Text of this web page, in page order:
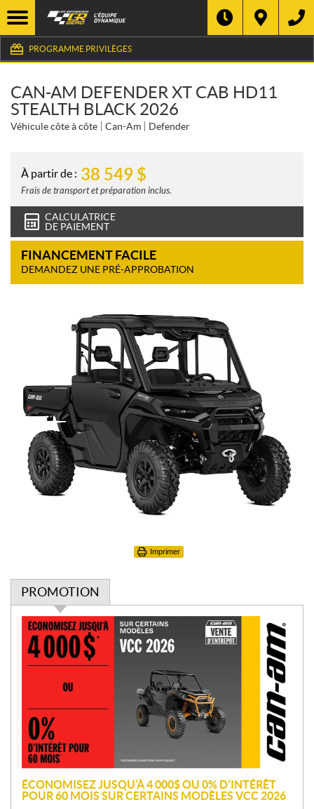
PROGRAMME PRIVILÈGES
CAN-AM DEFENDER XT CAB HD11
STEALTH BLACK 2026
Véhicule côte à côte Can-Am Defender
À partir de : 38 549 $
Frais de transport et préparation inclus.
CALCULATRICE
DE PAIEMENT
FINANCEMENT FACILE
DEMANDEZ UNE PRÉ-APPROBATION
Imprimer
PROMOTION
P
o
m
o
n
ÉCONOMISEZ JUSQU’À 4 000$ OU 0% D’INTÉRÊT
POUR 60 MOIS SUR CERTAINS MODÈLES VCC 2026